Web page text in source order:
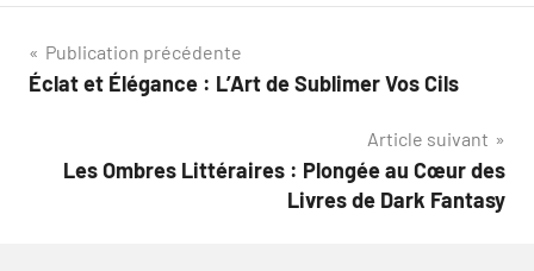
Navigation
de
Publication précédente
Éclat et Élégance : L’Art de Sublimer Vos Cils
Article suivant
Les Ombres Littéraires : Plongée au Cœur des
Livres de Dark Fantasy